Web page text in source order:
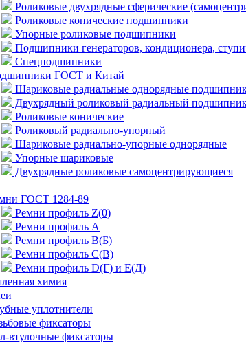
Роликовые двухрядные сферические
Роликовые конические подшипники
Упорные роликовые подшипники
Подшипники генераторов, кондиционера,
Спецподшипники
ГОСТ и Китай
Шариковые радиальные однорядные
Двухрядный роликовый радиальный
Роликовые конические
Роликовый радиально-упорный
Шариковые радиально-упорные однорядные
Упорные шариковые
Двухрядные роликовые самоцентрирующиеся
ГОСТ 1284-89
Ремни профиль Z(0)
Ремни профиль А
Ремни профиль В(Б)
Ремни профиль С(В)
Ремни профиль D(Г) и E(Д)
химия
уплотнители
фиксаторы
втулочные фиксаторы